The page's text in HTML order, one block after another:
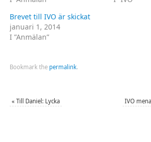
Brevet till IVO är skickat
januari 1, 2014
I ”Anmälan”
Bookmark the permalink.
« Till Daniel: Lycka IVO